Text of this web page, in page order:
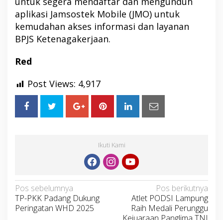
aplikasi Jamsostek Mobile (JMO) untuk
kemudahan akses informasi dan layanan
BPJS Ketenagakerjaan.
Red
Post Views: 4,917
Ikuti Kami
Navigasi
pos
Pos sebelumnya
TP-PKK Padang Dukung
Peringatan WHD 2025
Pos berikutnya
Atlet PODSI Lampung
Raih Medali Perunggu